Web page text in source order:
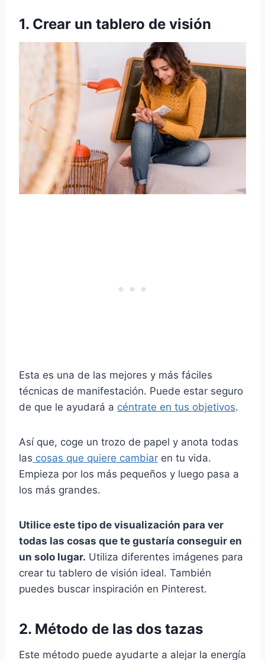
1. Crear un tablero de visión
Esta es una de las mejores y más fáciles
técnicas de manifestación. Puede estar seguro
de que le ayudará a céntrate en tus objetivos.
Así que, coge un trozo de papel y anota todas
las cosas que quiere cambiar en tu vida.
Empieza por los más pequeños y luego pasa a
los más grandes.
Utilice este tipo de visualización para ver
todas las cosas que te gustaría conseguir en
un solo lugar. Utiliza diferentes imágenes para
crear tu tablero de visión ideal. También
puedes buscar inspiración en Pinterest.
2. Método de las dos tazas
Este método puede ayudarte a alejar la energía